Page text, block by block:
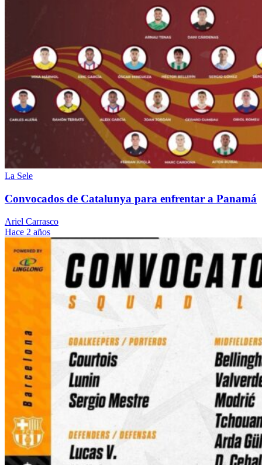
La Sele
Convocados de Catalunya para enfrentar a Panamá
Ariel Carrasco
Hace 2 años